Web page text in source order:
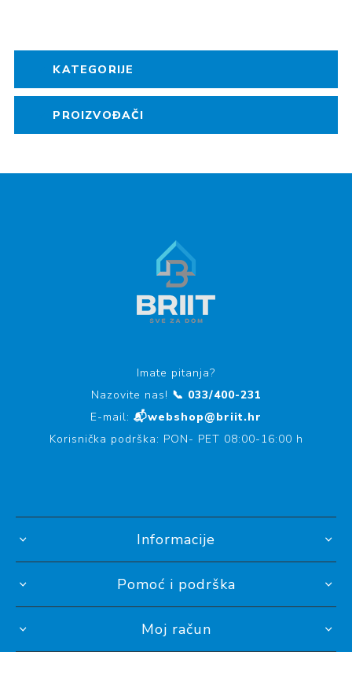
KATEGORIJE
PROIZVOĐAČI
Imate pitanja?
Nazovite nas! 📞 033/400-231
E-mail: 📬webshop@briit.hr
Korisnička podrška: PON- PET 08:00-16:00 h
Informacije
Pomoć i podrška
Moj račun